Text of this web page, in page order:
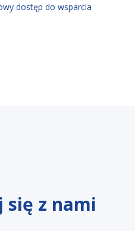
dostęp do wsparcia
z nami